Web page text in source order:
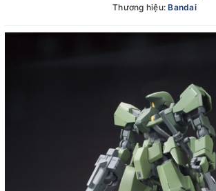
Thương hiệu:Bandai